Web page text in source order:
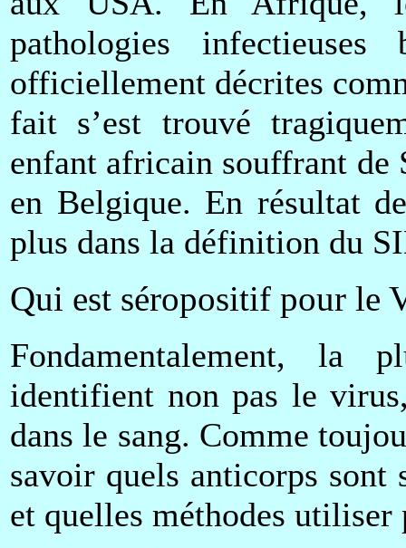
pathologies
officiellement décrites
fait s’est trouvé
enfant africain souffrant de
en Belgique. En résultat
plus dans la définition du
Qui est séropositif pour le
Fondamentalement, la
identifient non pas le
dans le sang. Comme
savoir quels anticorps sont
et quelles méthodes